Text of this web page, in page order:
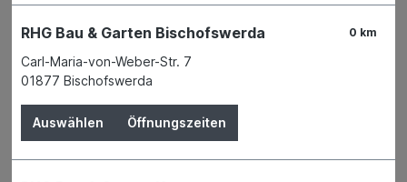
Der Preis wird erst nach Wahl einer Filiale
angezeigt.
Zum Merkzettel hinzufügen
0 km
RHG Bau & Garten Bischofswerda
Carl-Maria-von-Weber-Str. 7
01877 Bischofswerda
Auswählen Öffnungszeiten